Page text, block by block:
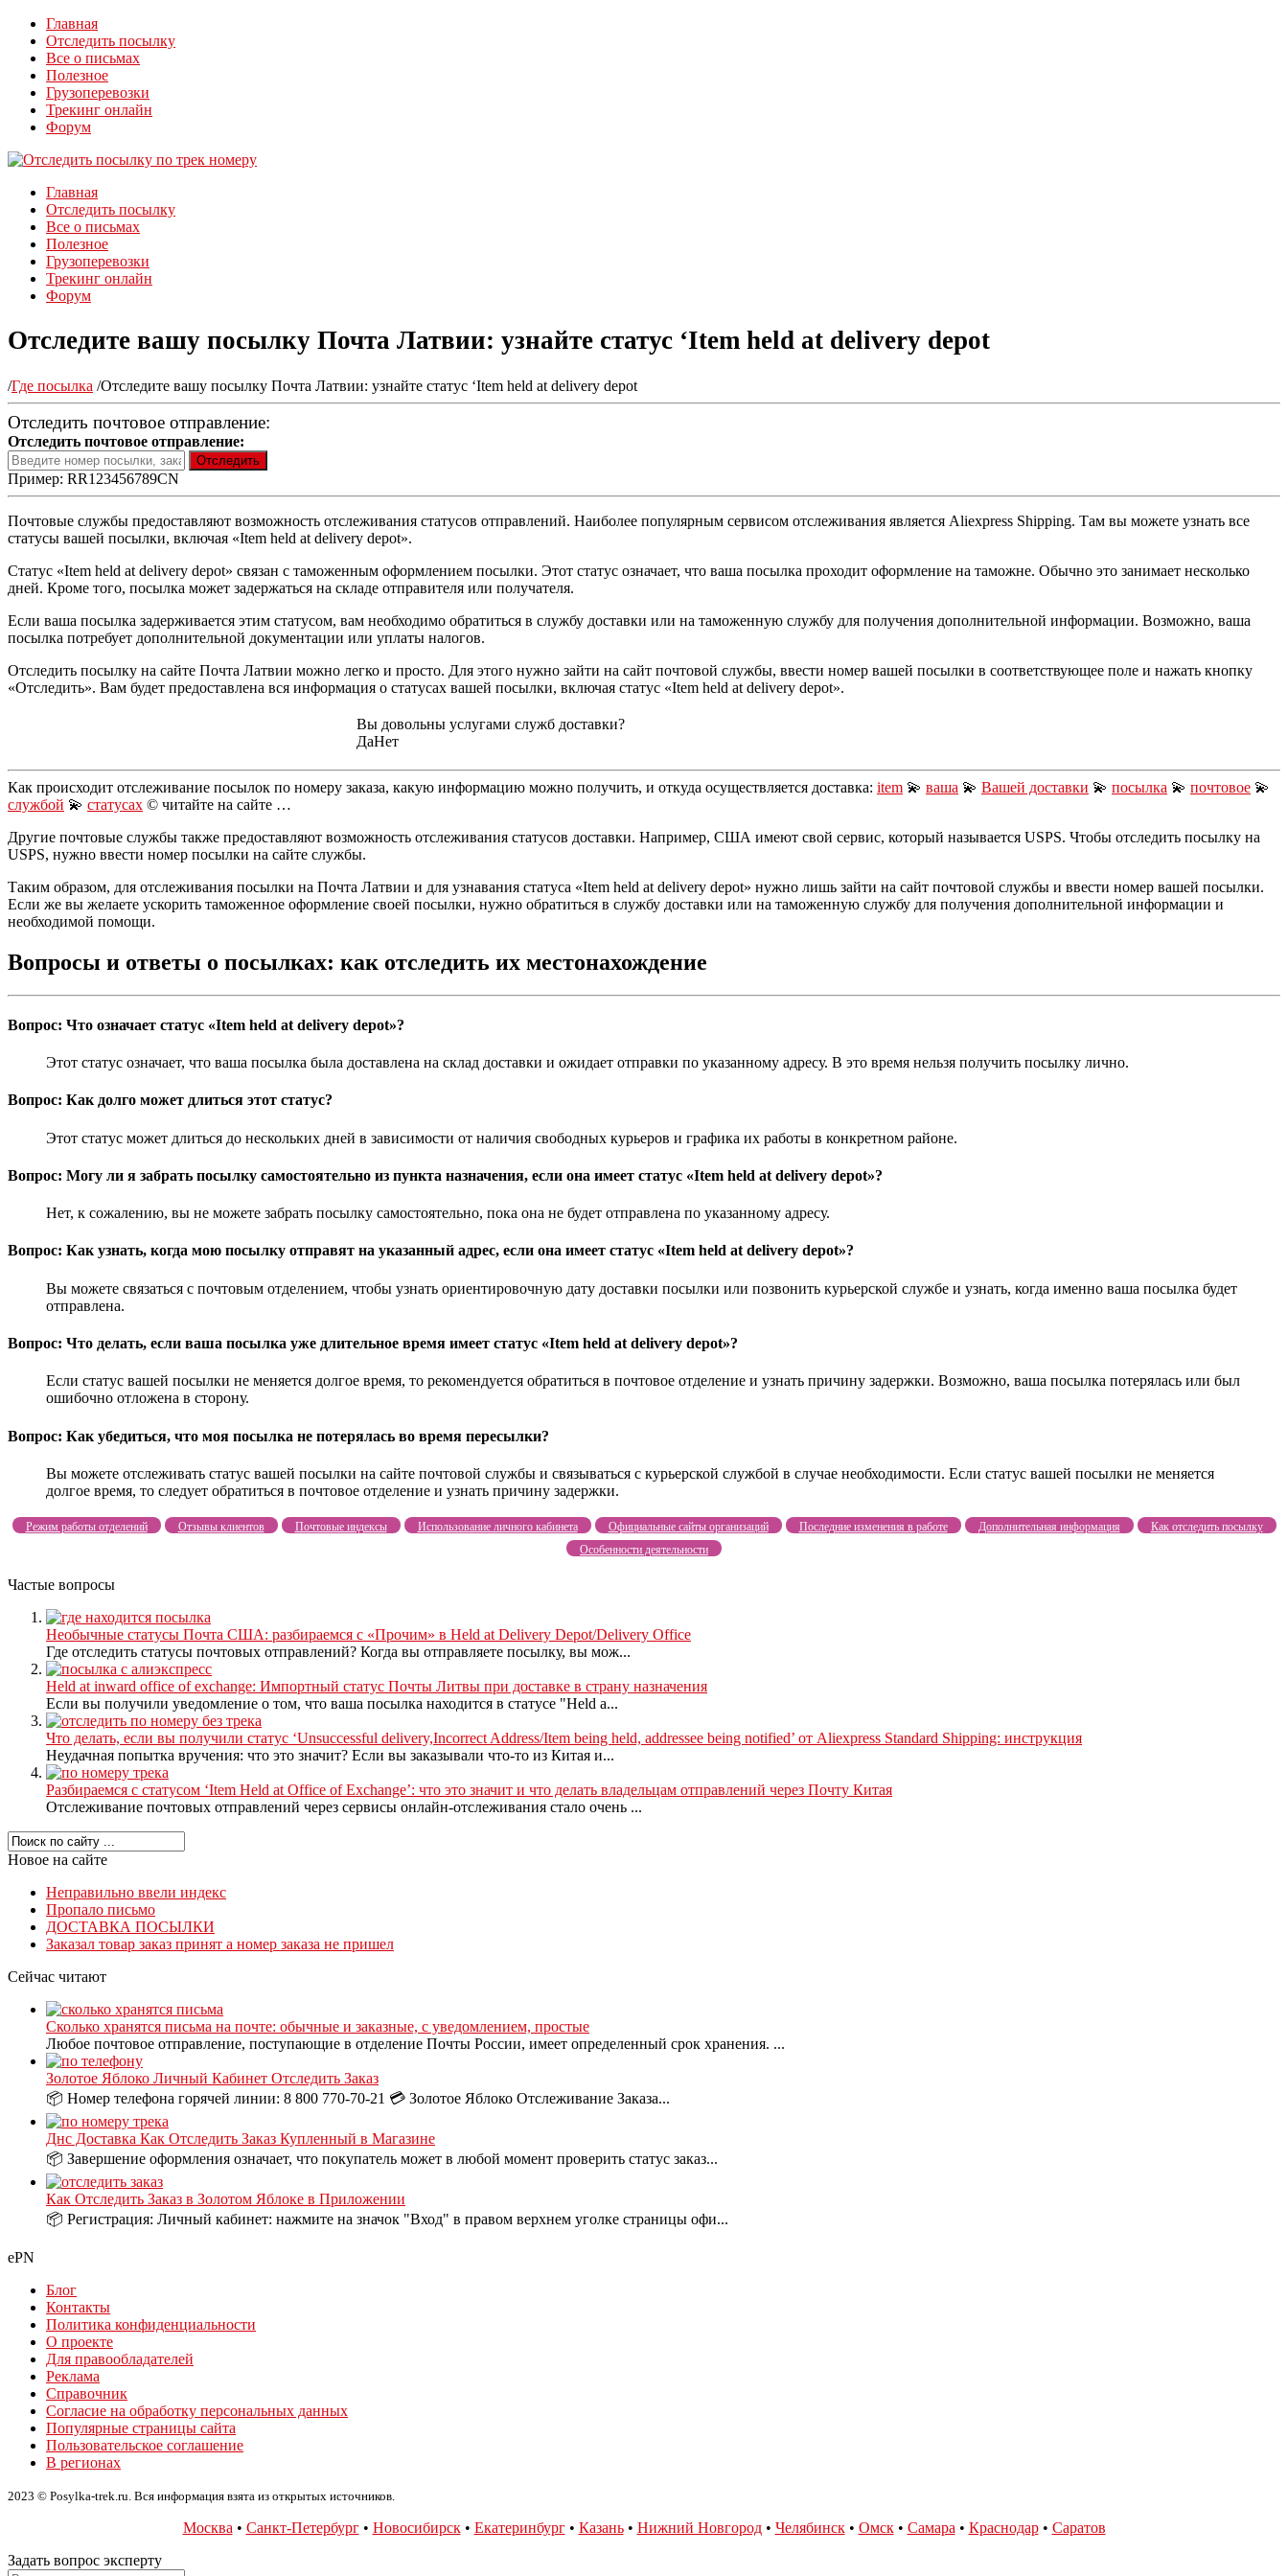
Главная
Отследить посылку
Все о письмах
Полезное
Грузоперевозки
Трекинг онлайн
Форум
Главная
Отследить посылку
Все о письмах
Полезное
Грузоперевозки
Трекинг онлайн
Форум
Отследите вашу посылку Почта Латвии: узнайте статус ‘Item held at delivery depot
/Где посылка /Отследите вашу посылку Почта Латвии: узнайте статус ‘Item held at delivery depot
Отследить почтовое отправление:
Отследить почтовое отправление:
Пример: RR123456789CN
Почтовые службы предоставляют возможность отслеживания статусов отправлений. Наиболее популярным сервисом отслеживания является Aliexpress Shipping. Там вы можете узнать все
статусы вашей посылки, включая «Item held at delivery depot».
Статус «Item held at delivery depot» связан с таможенным оформлением посылки. Этот статус означает, что ваша посылка проходит оформление на таможне. Обычно это занимает несколько
дней. Кроме того, посылка может задержаться на складе отправителя или получателя.
Если ваша посылка задерживается этим статусом, вам необходимо обратиться в службу доставки или на таможенную службу для получения дополнительной информации. Возможно, ваша
посылка потребует дополнительной документации или уплаты налогов.
Отследить посылку на сайте Почта Латвии можно легко и просто. Для этого нужно зайти на сайт почтовой службы, ввести номер вашей посылки в соответствующее поле и нажать кнопку
«Отследить». Вам будет предоставлена вся информация о статусах вашей посылки, включая статус «Item held at delivery depot».
Вы довольны услугами служб доставки?
ДаНет
Как происходит отслеживание посылок по номеру заказа, какую информацию можно получить, и откуда осуществляется доставка: item 💫 ваша 💫 Вашей доставки 💫 посылка 💫 почтовое 💫
службой 💫 статусах © читайте на сайте …
Другие почтовые службы также предоставляют возможность отслеживания статусов доставки. Например, США имеют свой сервис, который называется USPS. Чтобы отследить посылку на
USPS, нужно ввести номер посылки на сайте службы.
Таким образом, для отслеживания посылки на Почта Латвии и для узнавания статуса «Item held at delivery depot» нужно лишь зайти на сайт почтовой службы и ввести номер вашей посылки.
Если же вы желаете ускорить таможенное оформление своей посылки, нужно обратиться в службу доставки или на таможенную службу для получения дополнительной информации и
необходимой помощи.
Вопросы и ответы о посылках: как отследить их местонахождение
Вопрос: Что означает статус «Item held at delivery depot»?
Этот статус означает, что ваша посылка была доставлена на склад доставки и ожидает отправки по указанному адресу. В это время нельзя получить посылку лично.
Вопрос: Как долго может длиться этот статус?
Этот статус может длиться до нескольких дней в зависимости от наличия свободных курьеров и графика их работы в конкретном районе.
Вопрос: Могу ли я забрать посылку самостоятельно из пункта назначения, если она имеет статус «Item held at delivery depot»?
Нет, к сожалению, вы не можете забрать посылку самостоятельно, пока она не будет отправлена по указанному адресу.
Вопрос: Как узнать, когда мою посылку отправят на указанный адрес, если она имеет статус «Item held at delivery depot»?
Вы можете связаться с почтовым отделением, чтобы узнать ориентировочную дату доставки посылки или позвонить курьерской службе и узнать, когда именно ваша посылка будет
отправлена.
Вопрос: Что делать, если ваша посылка уже длительное время имеет статус «Item held at delivery depot»?
Если статус вашей посылки не меняется долгое время, то рекомендуется обратиться в почтовое отделение и узнать причину задержки. Возможно, ваша посылка потерялась или был
ошибочно отложена в сторону.
Вопрос: Как убедиться, что моя посылка не потерялась во время пересылки?
Вы можете отслеживать статус вашей посылки на сайте почтовой службы и связываться с курьерской службой в случае необходимости. Если статус вашей посылки не меняется
долгое время, то следует обратиться в почтовое отделение и узнать причину задержки.
Режим работы отделений Отзывы клиентов Почтовые индексы Использование личного кабинета Официальные сайты организаций Последние изменения в работе Дополнительная информация
Как отследить посылку
Особенности деятельности
Частые вопросы
Необычные статусы Почта США: разбираемся с «Прочим» в Held at Delivery Depot/Delivery Office
Где отследить статусы почтовых отправлений? Когда вы отправляете посылку, вы мож...
Held at inward office of exchange: Импортный статус Почты Литвы при доставке в страну назначения
Если вы получили уведомление о том, что ваша посылка находится в статусе "Held a...
Что делать, если вы получили статус ‘Unsuccessful delivery,Incorrect Address/Item being held, addressee being notified’ от Aliexpress Standard Shipping: инструкция
Неудачная попытка вручения: что это значит? Если вы заказывали что-то из Китая и...
Разбираемся с статусом ‘Item Held at Office of Exchange’: что это значит и что делать владельцам отправлений через Почту Китая
Отслеживание почтовых отправлений через сервисы онлайн-отслеживания стало очень ...
Новое на сайте
Неправильно ввели индекс
Пропало письмо
ДОСТАВКА ПОСЫЛКИ
Заказал товар заказ принят а номер заказа не пришел
Сейчас читают
Сколько хранятся письма на почте: обычные и заказные, с уведомлением, простые
Любое почтовое отправление, поступающие в отделение Почты России, имеет определенный срок хранения. ...
Золотое Яблоко Личный Кабинет Отследить Заказ
📦 Номер телефона горячей линии: 8 800 770-70-21 💳 Золотое Яблоко Отслеживание Заказа...
Днс Доставка Как Отследить Заказ Купленный в Магазине
📦 Завершение оформления означает, что покупатель может в любой момент проверить статус заказ...
Как Отследить Заказ в Золотом Яблоке в Приложении
📦 Регистрация: Личный кабинет: нажмите на значок "Вход" в правом верхнем уголке страницы офи...
ePN
Блог
Контакты
Политика конфиденциальности
О проекте
Для правообладателей
Реклама
Справочник
Согласие на обработку персональных данных
Популярные страницы сайта
Пользовательское соглашение
В регионах
2023 © Posylka-trek.ru. Вся информация взята из открытых источников.
Москва • Санкт-Петербург• Новосибирск• Екатеринбург• Казань• Нижний Новгород• Челябинск• Омск• Самара • Краснодар• Саратов
Задать вопрос эксперту